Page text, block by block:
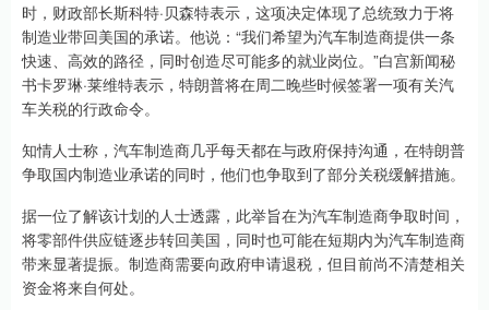
时，财政部长斯科特·贝森特表示，这项决定体现了总统致力于将
制造业带回美国的承诺。他说：“我们希望为汽车制造商提供一条
快速、高效的路径，同时创造尽可能多的就业岗位。”白宫新闻秘
书卡罗琳·莱维特表示，特朗普将在周二晚些时候签署一项有关汽
车关税的行政命令。
知情人士称，汽车制造商几乎每天都在与政府保持沟通，在特朗普
争取国内制造业承诺的同时，他们也争取到了部分关税缓解措施。
据一位了解该计划的人士透露，此举旨在为汽车制造商争取时间，
将零部件供应链逐步转回美国，同时也可能在短期内为汽车制造商
带来显著提振。制造商需要向政府申请退税，但目前尚不清楚相关
资金将来自何处。